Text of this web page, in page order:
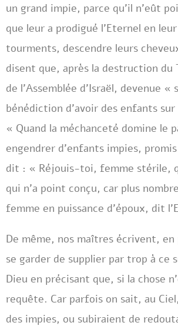
un grand impie, parce qu’il n’eût
que leur a prodigué l’Eternel en
tourments, descendre leurs
disent que, après la destruction du
de l’Assemblée d’Israël, devenue
bénédiction d’avoir des enfants
« Quand la méchanceté domine le
engendrer d’enfants impies,
dit : « Réjouis-toi, femme stérile,
qui n’a point conçu, car plus
femme en puissance d’époux, dit
De même, nos maîtres écrivent,
se garder de supplier par trop à
Dieu en précisant que, si la chose
requête. Car parfois on sait, au
des impies, ou subiraient de